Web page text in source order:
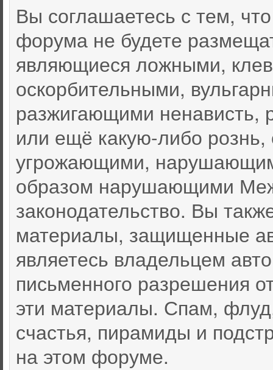
Вы соглашаетесь с тем,
форума не будете
являющиеся ложными,
оскорбительными,
разжигающими ненависть,
или ещё какую-либо
угрожающими,
образом нарушающими
законодательство. Вы
материалы, защищенные
являетесь владельцем
письменного разрешения
эти материалы. Спам,
счастья, пирамиды и
на этом форуме.